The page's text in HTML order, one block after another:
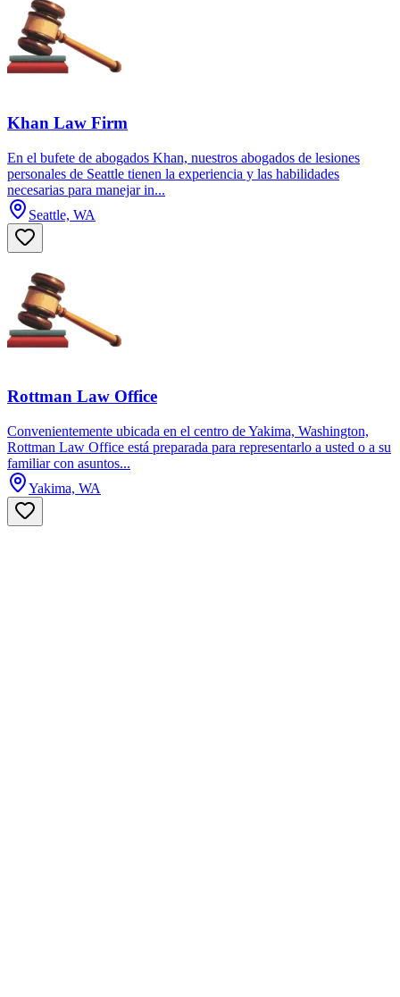
Khan Law Firm
En el bufete de abogados Khan, nuestros abogados de lesiones
personales de Seattle tienen la experiencia y las habilidades
necesarias para manejar in...
Seattle, WA
Rottman Law Office
Convenientemente ubicada en el centro de Yakima, Washington,
Rottman Law Office está preparada para representarlo a usted o a su
familiar con asuntos...
Yakima, WA